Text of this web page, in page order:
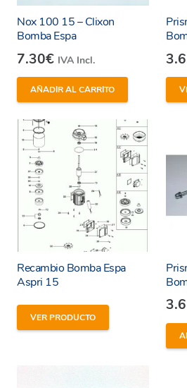
He leído y estoy de acuerdo
condiciones y
política de
Nox 100 15 – Clixon
Bomba Espa
7.30€ IVA Incl.
AÑADIR AL CARRITO
Recambio Bomba Espa
Aspri 15
VER PRODUCTO